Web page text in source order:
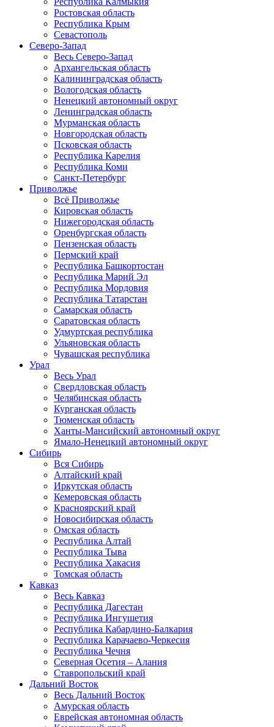
Ростовская область
Республика Крым
Севастополь
Северо-Запад
Весь Северо-Запад
Архангельская область
Калининградская область
Вологодская область
Ненецкий автономный округ
Ленинградская область
Мурманская область
Новгородская область
Псковская область
Республика Карелия
Республика Коми
Санкт-Петербург
Приволжье
Всё Приволжье
Кировская область
Нижегородская область
Оренбургская область
Пензенская область
Пермский край
Республика Башкортостан
Республика Марий Эл
Республика Мордовия
Республика Татарстан
Самарская область
Саратовская область
Удмуртская республика
Ульяновская область
Чувашская республика
Урал
Весь Урал
Свердловская область
Челябинская область
Курганская область
Тюменская область
Ханты-Мансийский автономный округ
Ямало-Ненецкий автономный округ
Сибирь
Вся Сибирь
Алтайский край
Иркутская область
Кемеровская область
Красноярский край
Новосибирская область
Омская область
Республика Алтай
Республика Тыва
Республика Хакасия
Томская область
Кавказ
Весь Кавказ
Республика Дагестан
Республика Ингушетия
Республика Кабардино-Балкария
Республика Карачаево-Черкесия
Республика Чечня
Северная Осетия – Алания
Ставропольский край
Дальний Восток
Весь Дальний Восток
Амурская область
Еврейская автономная область